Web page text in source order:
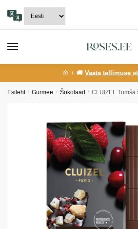
navigation
content
🌸 + 🚚 Vaata tellimuse
Esileht / Gurmee / Šokolaad / CLUIZEL Tumšā